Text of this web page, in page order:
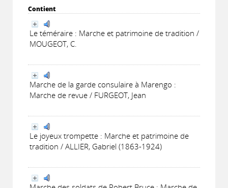
Contient
Le téméraire : Marche et patrimoine de tradition /
MOUGEOT, C.
Marche de la garde consulaire à Marengo :
Marche de revue / FURGEOT, Jean
Le joyeux trompette : Marche et patrimoine de
tradition / ALLIER, Gabriel (1863-1924)